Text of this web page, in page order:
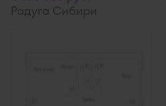
Радуга Сибири